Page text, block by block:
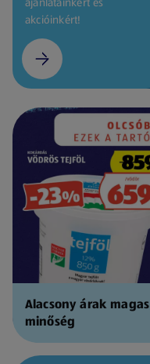
akcióinkért!
Alacsony árak magas
minőség